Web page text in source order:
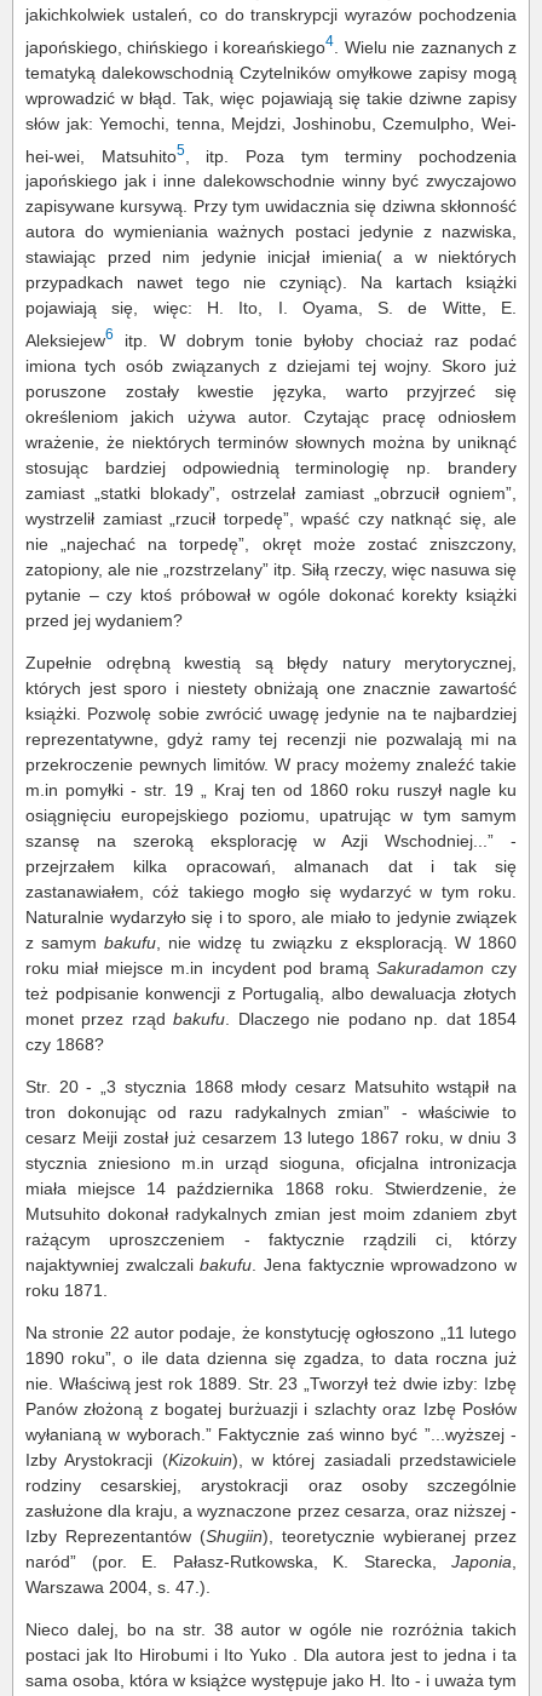
jakichkolwiek ustaleń, co do transkrypcji wyrazów pochodzenia
japońskiego, chińskiego i koreańskiego4
. Wielu nie zaznanych z
tematyką dalekowschodnią Czytelników omyłkowe zapisy mogą
wprowadzić w błąd. Tak, więc pojawiają się takie dziwne zapisy
słów jak: Yemochi, tenna, Mejdzi, Joshinobu, Czemulpho, Wei-
hei-wei, Matsuhito5, itp. Poza tym terminy pochodzenia
japońskiego jak i inne dalekowschodnie winny być zwyczajowo
zapisywane kursywą. Przy tym uwidacznia się dziwna skłonność
autora do wymieniania ważnych postaci jedynie z nazwiska,
stawiając przed nim jedynie inicjał imienia( a w niektórych
przypadkach nawet tego nie czyniąc). Na kartach książki
pojawiają się, więc: H. Ito, I. Oyama, S. de Witte, E.
Aleksiejew6
itp. W dobrym tonie byłoby chociaż raz podać
imiona tych osób związanych z dziejami tej wojny. Skoro już
poruszone zostały kwestie języka, warto przyjrzeć się
określeniom jakich używa autor. Czytając pracę odniosłem
wrażenie, że niektórych terminów słownych można by uniknąć
stosując bardziej odpowiednią terminologię np. brandery
zamiast „statki blokady”, ostrzelał zamiast „obrzucił ogniem”,
wystrzelił zamiast „rzucił torpedę”, wpaść czy natknąć się, ale
nie „najechać na torpedę”, okręt może zostać zniszczony,
zatopiony, ale nie „rozstrzelany” itp. Siłą rzeczy, więc nasuwa się
pytanie – czy ktoś próbował w ogóle dokonać korekty książki
przed jej wydaniem?
Zupełnie odrębną kwestią są błędy natury merytorycznej,
których jest sporo i niestety obniżają one znacznie zawartość
książki. Pozwolę sobie zwrócić uwagę jedynie na te najbardziej
reprezentatywne, gdyż ramy tej recenzji nie pozwalają mi na
przekroczenie pewnych limitów. W pracy możemy znaleźć takie
m.in pomyłki - str. 19 „ Kraj ten od 1860 roku ruszył nagle ku
osiągnięciu europejskiego poziomu, upatrując w tym samym
szansę na szeroką eksplorację w Azji Wschodniej...” -
przejrzałem kilka opracowań, almanach dat i tak się
zastanawiałem, cóż takiego mogło się wydarzyć w tym roku.
Naturalnie wydarzyło się i to sporo, ale miało to jedynie związek
z samymbakufu , nie widzę tu związku z eksploracją. W 1860
roku miał miejsce m.in incydent pod bramą Sakuradamon czy
też podpisanie konwencji z Portugalią, albo dewaluacja złotych
monet przez rządbakufu . Dlaczego nie podano np. dat 1854
czy 1868?
Str. 20 - „3 stycznia 1868 młody cesarz Matsuhito wstąpił na
tron dokonując od razu radykalnych zmian” - właściwie to
cesarz Meiji został już cesarzem 13 lutego 1867 roku, w dniu 3
stycznia zniesiono m.in urząd sioguna, oficjalna intronizacja
miała miejsce 14 października 1868 roku. Stwierdzenie, że
Mutsuhito dokonał radykalnych zmian jest moim zdaniem zbyt
rażącym uproszczeniem - faktycznie rządzili ci, którzy
najaktywniej zwalczalibakufu . Jena faktycznie wprowadzono w
roku 1871.
Na stronie 22 autor podaje, że konstytucję ogłoszono „11 lutego
1890 roku”, o ile data dzienna się zgadza, to data roczna już
nie. Właściwą jest rok 1889. Str. 23 „Tworzył też dwie izby: Izbę
Panów złożoną z bogatej burżuazji i szlachty oraz Izbę Posłów
wyłanianą w wyborach.” Faktycznie zaś winno być ”...wyższej -
Izby Arystokracji (Kizokuin), w której zasiadali przedstawiciele
rodziny cesarskiej, arystokracji oraz osoby szczególnie
zasłużone dla kraju, a wyznaczone przez cesarza, oraz niższej -
Izby Reprezentantów (Shugiin), teoretycznie wybieranej przez
naród” (por. E. Pałasz-Rutkowska, K. Starecka, Japonia
Warszawa 2004, s. 47.).
Nieco dalej, bo na str. 38 autor w ogóle nie rozróżnia takich
postaci jak Ito Hirobumi i Ito Yuko . Dla autora jest to jedna i ta
sama osoba, która w książce występuje jako H. Ito - i uważa tym